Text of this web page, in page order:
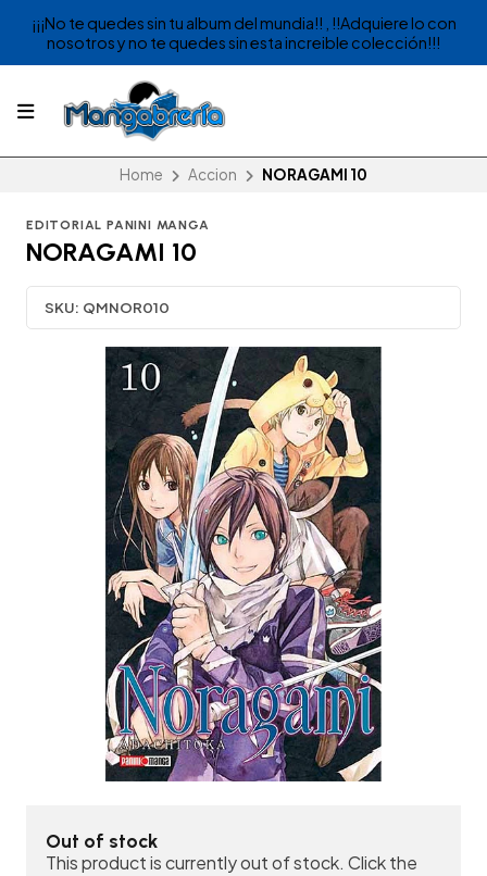
¡¡¡No te quedes sin tu album del mundia!! , !!Adquiere lo con
nosotros y no te quedes sin esta increible colección!!!
Home Accion NORAGAMI 10
EDITORIAL PANINI MANGA
NORAGAMI 10
SKU: QMNOR010
Out of stock
This product is currently out of stock. Click the